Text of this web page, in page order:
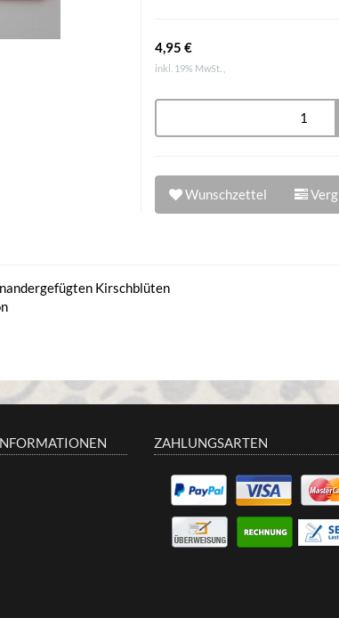
4,95 €
inkl. 19% MwSt. ,
Wunschzettel
Kirschblüten
ZAHLUNGSARTEN